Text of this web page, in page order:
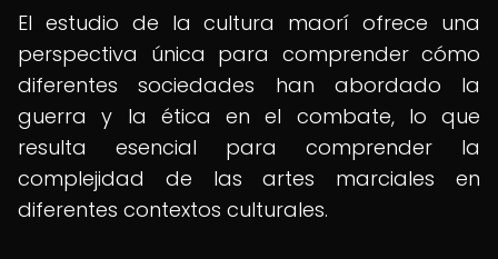
El estudio de la cultura maorí ofrece una
perspectiva única para comprender cómo
diferentes sociedades han abordado la
guerra y la ética en el combate, lo que
resulta esencial para comprender la
complejidad de las artes marciales en
diferentes contextos culturales.